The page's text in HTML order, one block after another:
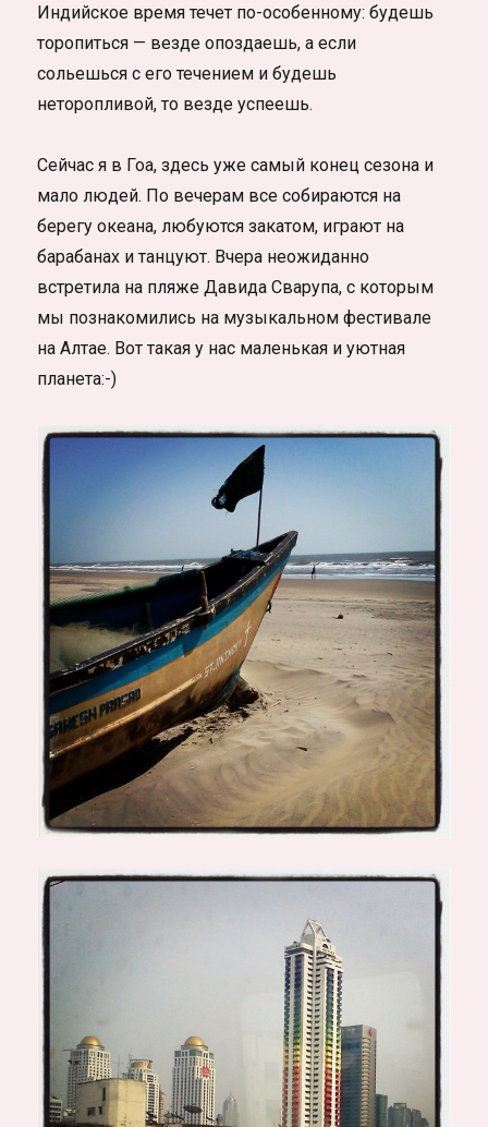
Индийское время течет по-особенному: будешь
торопиться — везде опоздаешь, а если
сольешься с его течением и будешь
неторопливой, то везде успеешь.
Сейчас я в Гоа, здесь уже самый конец сезона и
мало людей. По вечерам все собираются на
берегу океана, любуются закатом, играют на
барабанах и танцуют. Вчера неожиданно
встретила на пляже Давида Сварупа, с которым
мы познакомились на музыкальном фестивале
на Алтае. Вот такая у нас маленькая и уютная
планета:-)